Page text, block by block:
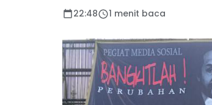
22:48 1 menit baca